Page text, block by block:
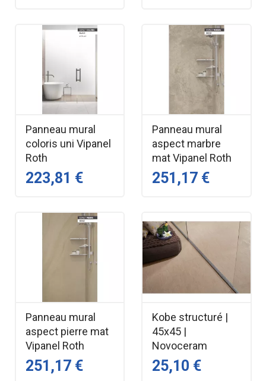
Panneau mural
coloris uni Vipanel
Roth
223,81 €
Panneau mural
aspect marbre
mat Vipanel Roth
251,17 €
Panneau mural
aspect pierre mat
Vipanel Roth
251,17 €
Kobe structuré |
45x45 |
Novoceram
25,10 €